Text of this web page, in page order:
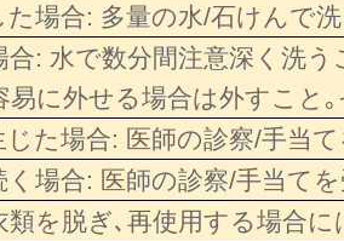
た場合: 多量の水/石けんで
合: 水で数分間注意深く洗
易に外せる場合は外すこと
じた場合: 医師の診察/手当
く場合: 医師の診察/手当て
類を脱ぎ､再使用する場合